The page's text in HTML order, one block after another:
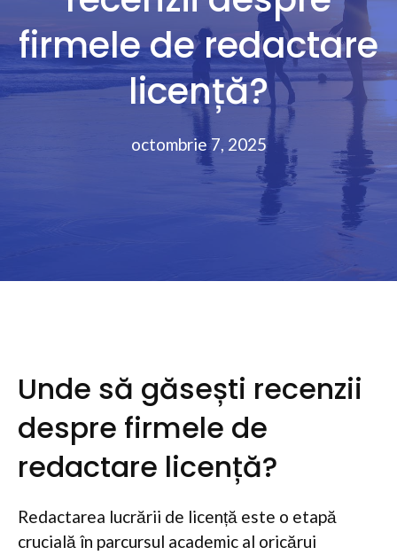
firmele de redactare
licență?
octombrie 7, 2025
Unde să găsești recenzii
despre firmele de
redactare licență?
Redactarea lucrării de licență este o etapă
crucială în parcursul academic al oricărui